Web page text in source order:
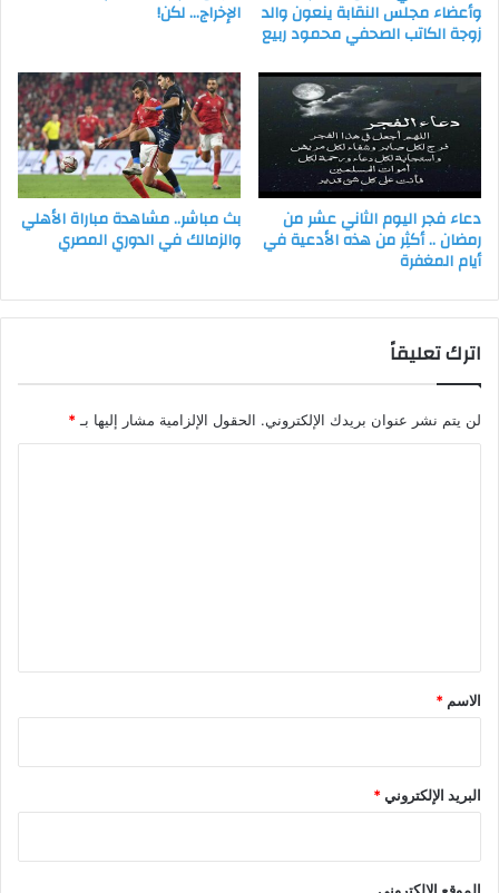
وأعضاء مجلس النقابة ينعون والد
زوجة الكاتب الصحفي محمود ربيع
الإخراج… لكن!
دعاء فجر اليوم الثاني عشر من
رمضان .. أكثِر من هذه الأدعية في
أيام المغفرة
بث مباشر.. مشاهدة مباراة الأهلي
والزمالك في الدوري المصري
اترك تعليقاً
لن يتم نشر عنوان بريدك الإلكتروني. الحقول الإلزامية مشار إليها بـ *
*
الاسم *
البريد الإلكتروني*
الموقع الإلكتروني